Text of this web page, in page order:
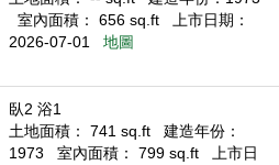
室內面積： 656 sq.ft
上市日期：
2026-07-01
地圖
臥2 浴1
土地面積： 741 sq.ft
建造年份：
1973
室內面積： 799 sq.ft
上市日